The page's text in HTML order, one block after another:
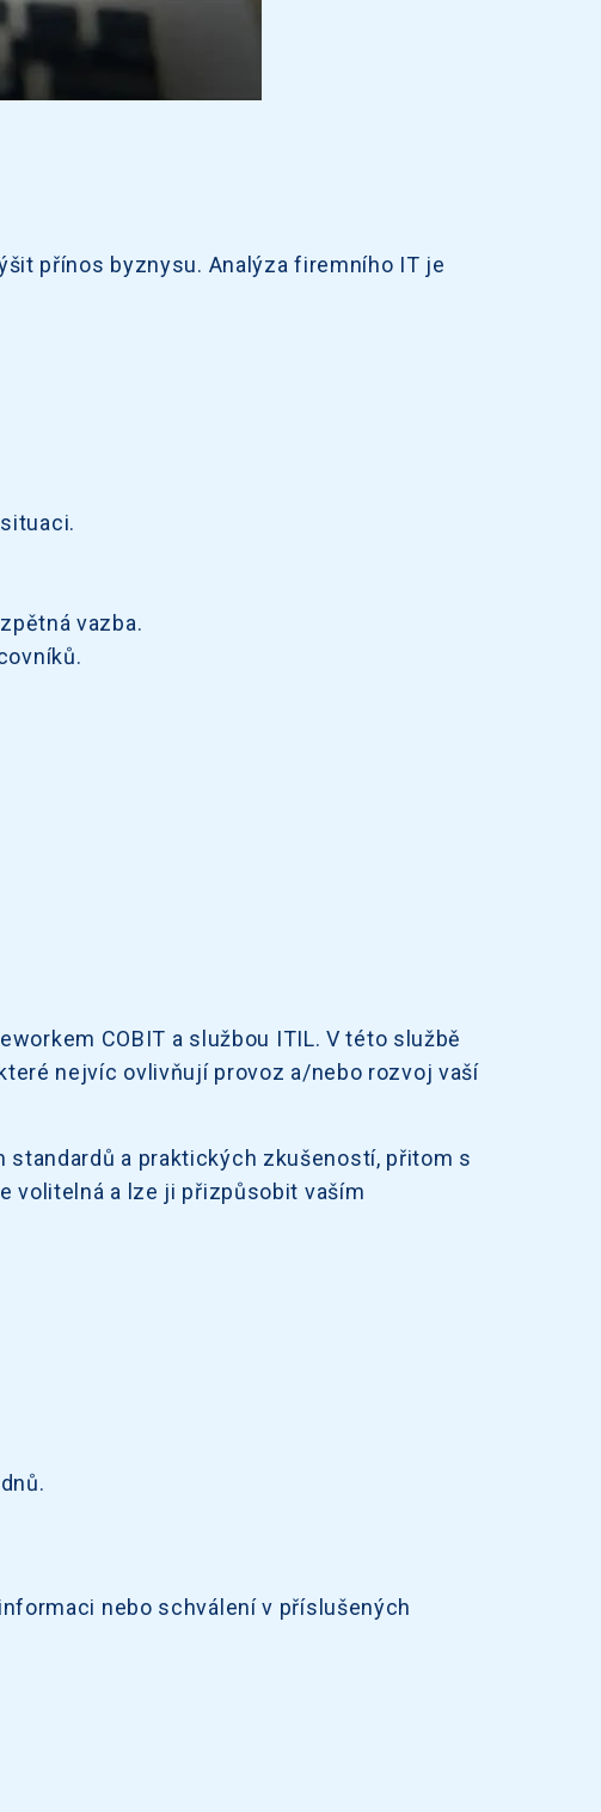
přínos byznysu. Analýza firemního IT je
vazba.
COBIT a službou ITIL. V této službě
nejvíc ovlivňují provoz a/nebo rozvoj vaší
standardů a praktických zkušeností, přitom s
volitelná a lze ji přizpůsobit vaším
nebo schválení v příslušených